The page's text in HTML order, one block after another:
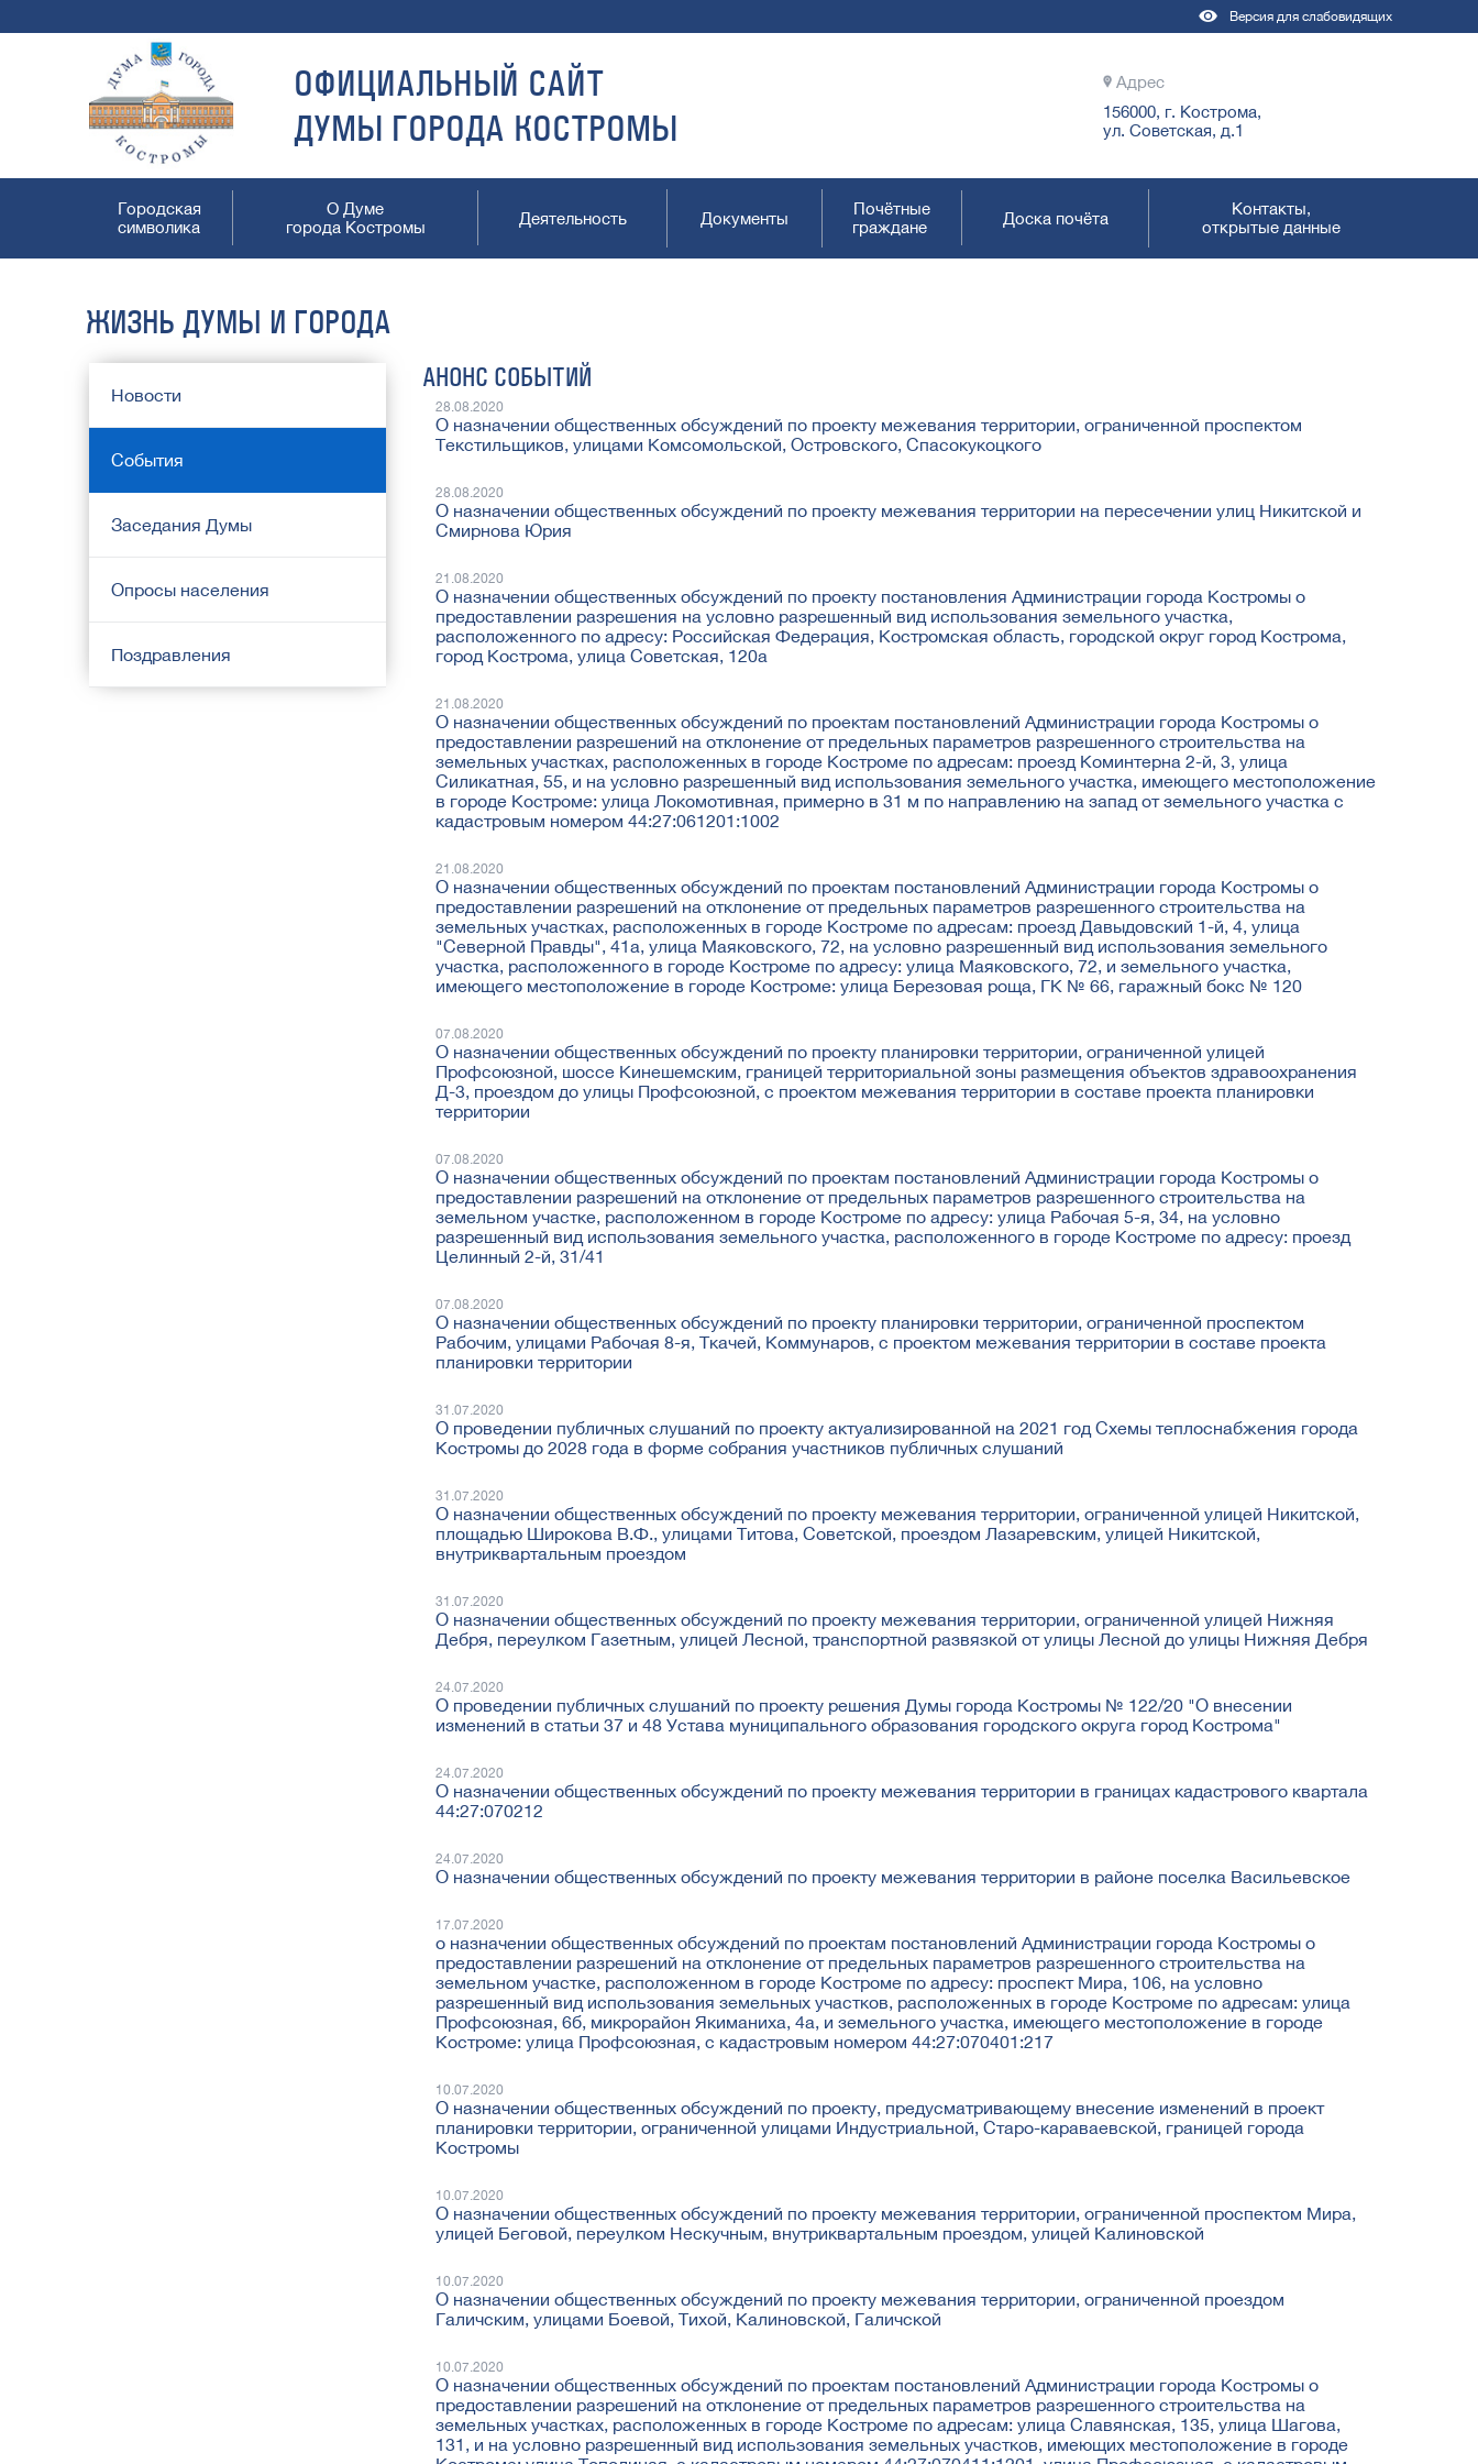
Версия для слабовидящих
ОФИЦИАЛЬНЫЙ САЙТ
ДУМЫ ГОРОДА КОСТРОМЫ
Адрес
156000, г. Кострома,
ул. Советская, д.1
Городская
символика
О Думе
города Костромы
Деятельность Документы
Почётные
граждане
Доска почёта
Контакты,
открытые данные
ЖИЗНЬ ДУМЫ И ГОРОДА
Новости
События
Заседания Думы
Опросы населения
Поздравления
АНОНС СОБЫТИЙ
28.08.2020
О назначении общественных обсуждений по проекту межевания территории, ограниченной проспектом
Текстильщиков, улицами Комсомольской, Островского, Спасокукоцкого
28.08.2020
О назначении общественных обсуждений по проекту межевания территории на пересечении улиц Никитской и
Смирнова Юрия
21.08.2020
О назначении общественных обсуждений по проекту постановления Администрации города Костромы о
предоставлении разрешения на условно разрешенный вид использования земельного участка,
расположенного по адресу: Российская Федерация, Костромская область, городской округ город Кострома,
город Кострома, улица Советская, 120а
21.08.2020
О назначении общественных обсуждений по проектам постановлений Администрации города Костромы о
предоставлении разрешений на отклонение от предельных параметров разрешенного строительства на
земельных участках, расположенных в городе Костроме по адресам: проезд Коминтерна 2-й, 3, улица
Силикатная, 55, и на условно разрешенный вид использования земельного участка, имеющего местоположение
в городе Костроме: улица Локомотивная, примерно в 31 м по направлению на запад от земельного участка с
кадастровым номером 44:27:061201:1002
21.08.2020
О назначении общественных обсуждений по проектам постановлений Администрации города Костромы о
предоставлении разрешений на отклонение от предельных параметров разрешенного строительства на
земельных участках, расположенных в городе Костроме по адресам: проезд Давыдовский 1-й, 4, улица
"Северной Правды", 41а, улица Маяковского, 72, на условно разрешенный вид использования земельного
участка, расположенного в городе Костроме по адресу: улица Маяковского, 72, и земельного участка,
имеющего местоположение в городе Костроме: улица Березовая роща, ГК № 66, гаражный бокс № 120
07.08.2020
О назначении общественных обсуждений по проекту планировки территории, ограниченной улицей
Профсоюзной, шоссе Кинешемским, границей территориальной зоны размещения объектов здравоохранения
Д-3, проездом до улицы Профсоюзной, с проектом межевания территории в составе проекта планировки
территории
07.08.2020
О назначении общественных обсуждений по проектам постановлений Администрации города Костромы о
предоставлении разрешений на отклонение от предельных параметров разрешенного строительства на
земельном участке, расположенном в городе Костроме по адресу: улица Рабочая 5-я, 34, на условно
разрешенный вид использования земельного участка, расположенного в городе Костроме по адресу: проезд
Целинный 2-й, 31/41
07.08.2020
О назначении общественных обсуждений по проекту планировки территории, ограниченной проспектом
Рабочим, улицами Рабочая 8-я, Ткачей, Коммунаров, с проектом межевания территории в составе проекта
планировки территории
31.07.2020
О проведении публичных слушаний по проекту актуализированной на 2021 год Схемы теплоснабжения города
Костромы до 2028 года в форме собрания участников публичных слушаний
31.07.2020
О назначении общественных обсуждений по проекту межевания территории, ограниченной улицей Никитской,
площадью Широкова В.Ф., улицами Титова, Советской, проездом Лазаревским, улицей Никитской,
внутриквартальным проездом
31.07.2020
О назначении общественных обсуждений по проекту межевания территории, ограниченной улицей Нижняя
Дебря, переулком Газетным, улицей Лесной, транспортной развязкой от улицы Лесной до улицы Нижняя Дебря
24.07.2020
О проведении публичных слушаний по проекту решения Думы города Костромы № 122/20 "О внесении
изменений в статьи 37 и 48 Устава муниципального образования городского округа город Кострома"
24.07.2020
О назначении общественных обсуждений по проекту межевания территории в границах кадастрового квартала
44:27:070212
24.07.2020
О назначении общественных обсуждений по проекту межевания территории в районе поселка Васильевское
17.07.2020
о назначении общественных обсуждений по проектам постановлений Администрации города Костромы о
предоставлении разрешений на отклонение от предельных параметров разрешенного строительства на
земельном участке, расположенном в городе Костроме по адресу: проспект Мира, 106, на условно
разрешенный вид использования земельных участков, расположенных в городе Костроме по адресам: улица
Профсоюзная, 6б, микрорайон Якиманиха, 4а, и земельного участка, имеющего местоположение в городе
Костроме: улица Профсоюзная, с кадастровым номером 44:27:070401:217
10.07.2020
О назначении общественных обсуждений по проекту, предусматривающему внесение изменений в проект
планировки территории, ограниченной улицами Индустриальной, Старо-караваевской, границей города
Костромы
10.07.2020
О назначении общественных обсуждений по проекту межевания территории, ограниченной проспектом Мира,
улицей Беговой, переулком Нескучным, внутриквартальным проездом, улицей Калиновской
10.07.2020
О назначении общественных обсуждений по проекту межевания территории, ограниченной проездом
Галичским, улицами Боевой, Тихой, Калиновской, Галичской
10.07.2020
О назначении общественных обсуждений по проектам постановлений Администрации города Костромы о
предоставлении разрешений на отклонение от предельных параметров разрешенного строительства на
земельных участках, расположенных в городе Костроме по адресам: улица Славянская, 135, улица Шагова,
131, и на условно разрешенный вид использования земельных участков, имеющих местоположение в городе